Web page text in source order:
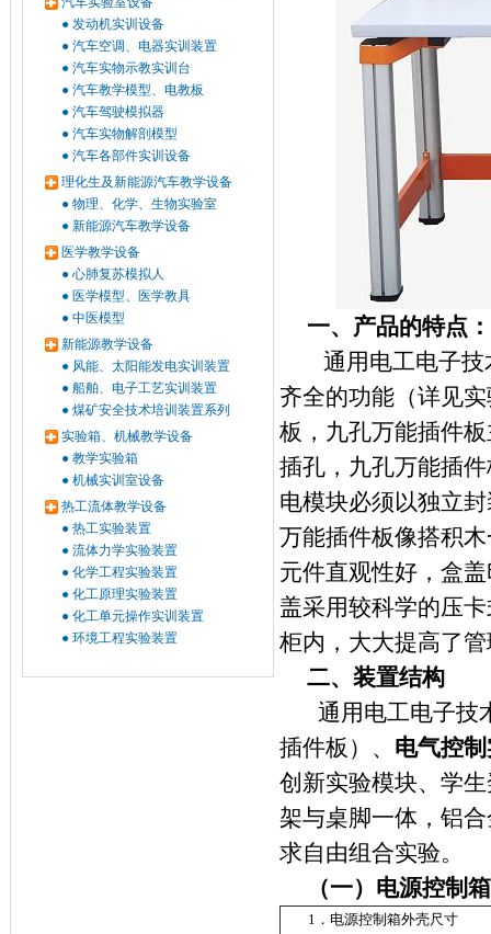
● 发动机实训设备
● 汽车空调、电器实训装置
● 汽车实物示教实训台
● 汽车教学模型、电教板
● 汽车驾驶模拟器
● 汽车实物解剖模型
● 汽车各部件实训设备
理化生及新能源汽车教学设备
● 物理、化学、生物实验室
● 新能源汽车教学设备
医学教学设备
● 心肺复苏模拟人
● 医学模型、医学教具
● 中医模型
新能源教学设备
● 风能、太阳能发电实训装置
● 船舶、电子工艺实训装置
● 煤矿安全技术培训装置系列
实验箱、机械教学设备
● 教学实验箱
● 机械实训室设备
热工流体教学设备
● 热工实验装置
● 流体力学实验装置
● 化学工程实验装置
● 化工原理实验装置
● 化工单元操作实训装置
● 环境工程实验装置
一、产品的特点：
通用电工电子技
齐全的功能（详见
板，九孔万能插件
插孔，九孔万能插
电模块必须以独立
万能插件板像搭积
元件直观性好，盒
盖采用较科学的压
柜内，大大提高了
二、装置结构
通用电工电子技
插件板）、 电气控
创新实验模块、学
架与桌脚一体，铝
求自由组合实验。
（一） 电源控制
1．电源控制箱外壳尺寸